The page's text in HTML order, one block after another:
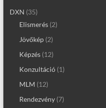
DXN (35)
Elismerés(2)
Jövőkép(2)
Képzés(12)
Konzultáció(1)
MLM (12)
Rendezvény(7)